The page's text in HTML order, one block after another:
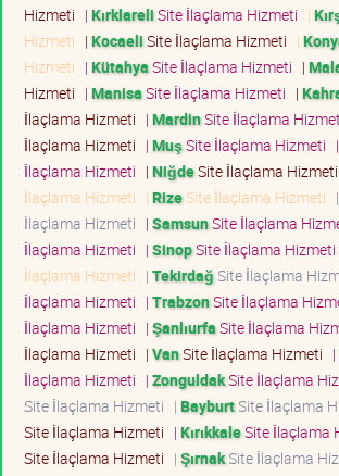
Hizmeti | KırklareliSite İlaçlama Hizmeti |
Hizmeti | KocaeliSite İlaçlama Hizmeti |
Hizmeti | KütahyaSite İlaçlama Hizmeti |
Hizmeti | ManisaSite İlaçlama Hizmeti |
İlaçlama Hizmeti | MardinSite İlaçlama
İlaçlama Hizmeti | MuşSite İlaçlama Hizmeti |
İlaçlama Hizmeti | NiğdeSite İlaçlama Hizmeti
İlaçlama Hizmeti | RizeSite İlaçlama Hizmeti |
İlaçlama Hizmeti | SamsunSite İlaçlama
İlaçlama Hizmeti | SinopSite İlaçlama Hizmeti
İlaçlama Hizmeti | TekirdağSite İlaçlama
İlaçlama Hizmeti | TrabzonSite İlaçlama
İlaçlama Hizmeti | ŞanlıurfaSite İlaçlama
İlaçlama Hizmeti | VanSite İlaçlama Hizmeti |
İlaçlama Hizmeti | ZonguldakSite İlaçlama
Site İlaçlama Hizmeti | BayburtSite İlaçlama
Site İlaçlama Hizmeti | KırıkkaleSite İlaçlama
Site İlaçlama Hizmeti | ŞırnakSite İlaçlama